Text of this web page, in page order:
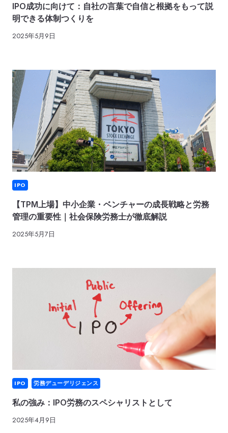
IPO成功に向けて：自社の言葉で自信と根拠をもって説
明できる体制つくりを
2025年5月9日
IPO
【TPM上場】中小企業・ベンチャーの成長戦略と労務
管理の重要性｜社会保険労務士が徹底解説
2025年5月7日
IPO 労務デューデリジェンス
私の強み：IPO労務のスペシャリストとして
2025年4月9日